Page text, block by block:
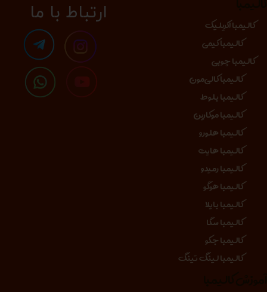
​​​ارتباط با ما
کالیمبا اکریلیک
کالیمبا کیمی
کالیمبا چوبی
کالیمبا کالی‌مون
کالیمبا بلوط
کالیمبا موکارین
کالیمبا هلورو
کالیمبا هایت
کالیمبا رمیدو
کالیمبا هوگو
کالیمبا بایلا
کالیمبا سگا
کالیمبا جکو
کالیمبا لینگ تینگ